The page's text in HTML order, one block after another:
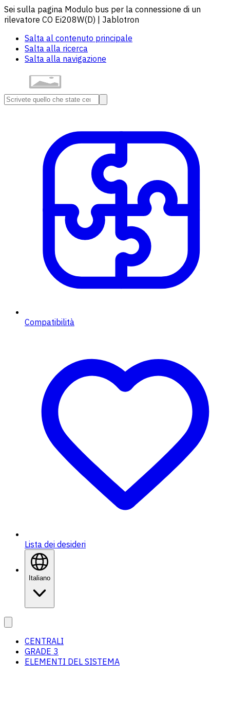
Sei sulla pagina Modulo bus per la connessione di un
rilevatore CO Ei208W(D) | Jablotron
Salta al contenuto principale
Salta alla ricerca
Salta alla navigazione
Compatibilità
Lista dei desideri
Italiano
CENTRALI
GRADE 3
ELEMENTI DEL SISTEMA